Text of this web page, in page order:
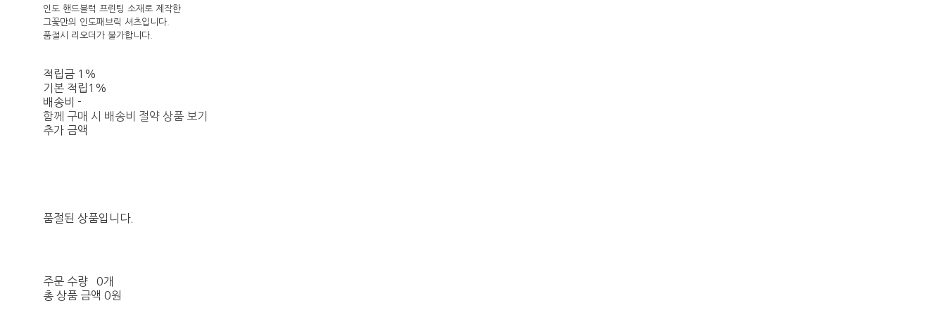
인도 핸드블럭 프린팅 소재로 제작한
그꽃만의 인도패브릭 셔츠입니다.
품절시 리오더가 불가합니다.
적립금 1%
기본 적립 1%
배송비 -
함께 구매 시 배송비 절약 상품 보기
추가 금액
품절된 상품입니다.
주문 수량
0개
총 상품 금액 0원